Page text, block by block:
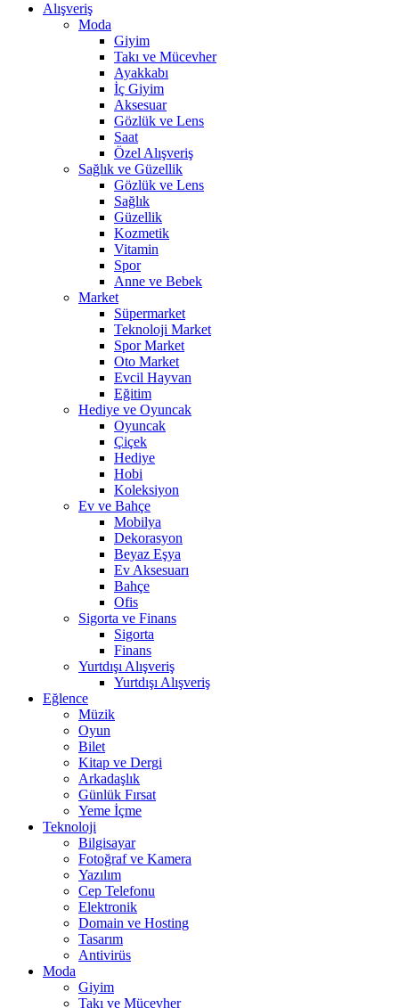
Alışveriş
Moda
Giyim
Takı ve Mücevher
Ayakkabı
İç Giyim
Aksesuar
Gözlük ve Lens
Saat
Özel Alışveriş
Sağlık ve Güzellik
Gözlük ve Lens
Sağlık
Güzellik
Kozmetik
Vitamin
Spor
Anne ve Bebek
Market
Süpermarket
Teknoloji Market
Spor Market
Oto Market
Evcil Hayvan
Eğitim
Hediye ve Oyuncak
Oyuncak
Çiçek
Hediye
Hobi
Koleksiyon
Ev ve Bahçe
Mobilya
Dekorasyon
Beyaz Eşya
Ev Aksesuarı
Bahçe
Ofis
Sigorta ve Finans
Sigorta
Finans
Yurtdışı Alışveriş
Yurtdışı Alışveriş
Eğlence
Müzik
Oyun
Bilet
Kitap ve Dergi
Arkadaşlık
Günlük Fırsat
Yeme İçme
Teknoloji
Bilgisayar
Fotoğraf ve Kamera
Yazılım
Cep Telefonu
Elektronik
Domain ve Hosting
Tasarım
Antivirüs
Moda
Giyim
Takı ve Mücevher